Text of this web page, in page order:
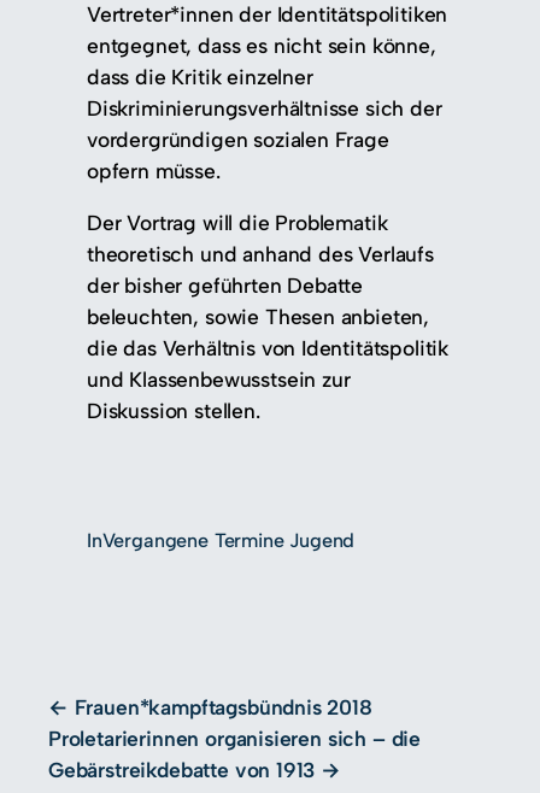
Vertreter*innen der Identitätspolitiken
entgegnet, dass es nicht sein könne,
dass die Kritik einzelner
Diskriminierungsverhältnisse sich der
vordergründigen sozialen Frage
opfern müsse.
Der Vortrag will die Problematik
theoretisch und anhand des Verlaufs
der bisher geführten Debatte
beleuchten, sowie Thesen anbieten,
die das Verhältnis von Identitätspolitik
und Klassenbewusstsein zur
Diskussion stellen.
InVergangene Termine Jugend
Frauen*kampftagsbündnis 2018
Proletarierinnen organisieren sich – die
Gebärstreikdebatte von 1913